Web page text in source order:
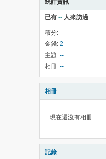
統計資訊
已有 -- 人來訪過
積分: --
金錢: 2
主題: --
相冊: --
相冊
現在還沒有相冊
記錄